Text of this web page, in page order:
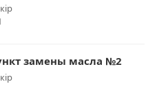
замены масла №2